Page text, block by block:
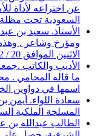
عن اختراعه لأداة
السعودية تحت
الأستاذ. سعيد بن
ومؤرخ وشاعر .
الاثنين الموافق 20 / 2/ 1448هـ .
الأديب والكاتب
ما قاله المحامي .
اسمها في دواوين
سعادة اللواء. أيمن
المسلحة الملكية
الطالب عبدالله بن